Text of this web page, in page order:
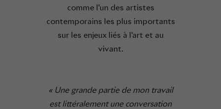
comme l'un des artistes
contemporains les plus importants
sur les enjeux liés à l'art et au
vivant.
« Une grande partie de mon travail
est littéralement une conversation